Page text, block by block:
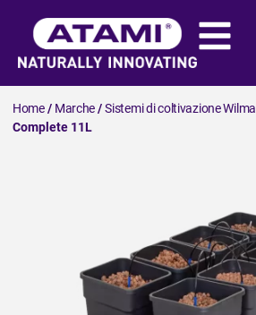
Home/ Marche/Sistemi di coltivazione Wilma
Complete 11L